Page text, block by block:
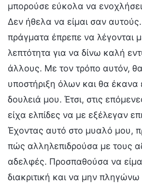
μπορούσε εύκολα να
Δεν ήθελα να είμαι σαν
πράγματα έπρεπε να λέγονται
λεπτότητα για να δίνω καλή
άλλους. Με τον τρόπο αυτόν,
υποστήριξη όλων και θα έκανα
δουλειά μου. Έτσι, στις
είχα ελπίδες να με εξέλεγαν
Έχοντας αυτό στο μυαλό μου,
πώς αλληλεπιδρούσα με τους
αδελφές. Προσπαθούσα να
διακριτική και να μην